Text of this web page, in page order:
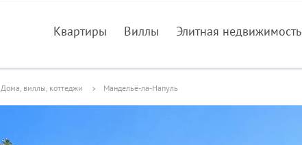
Квартиры Виллы Элитная недвижимость
Дома, виллы, коттеджи Мандельё-ла-Напуль